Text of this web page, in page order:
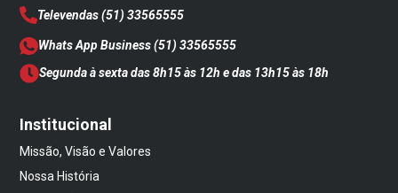
Televendas(51) 33565555
Whats App Business(51) 33565555
Segunda à sexta das 8h15 às 12h e das 13h15 às 18h
Institucional
Missão, Visão e Valores
Nossa História